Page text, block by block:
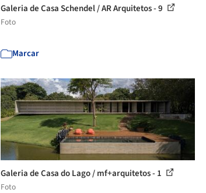
Galeria de Casa Schendel / AR Arquitetos - 9
Foto
Marcar
Galeria de Casa do Lago / mf+arquitetos - 1
Foto